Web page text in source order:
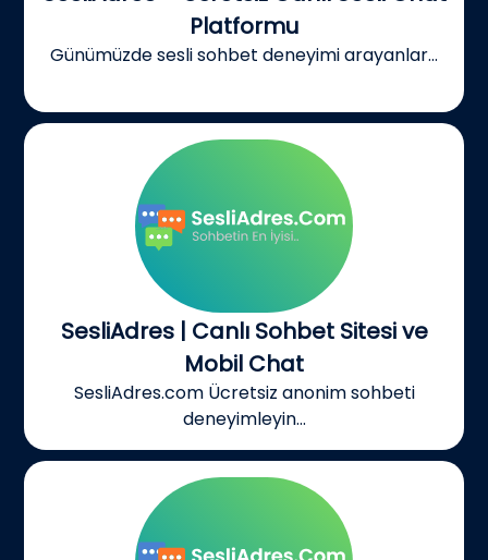
Platformu
Günümüzde sesli sohbet deneyimi arayanlar...
SesliAdres | Canlı Sohbet Sitesi ve
Mobil Chat
SesliAdres.com Ücretsiz anonim sohbeti
deneyimleyin...